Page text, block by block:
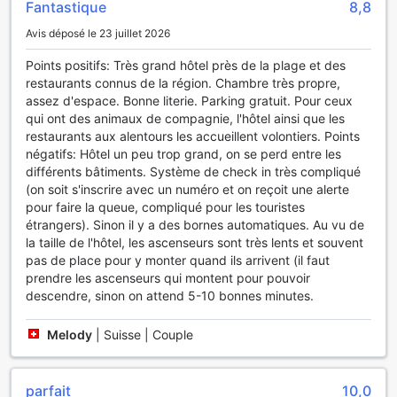
• Operating Period: 07/11 ~ 08/31
• Admission Product: Ocean Pool Flex Night (Adults Only)
• Operating Hours: 20:30 ~ 23:00
• Admission Fee: KRW 30,000 (On-site payment) / KRW
15,000 for Free Pass holders (50% discount)
Pine Tower Infinity Pool (Effective from September 1)
• Location: Pine Tower 6F (Reception: 4F)
• Operating Hours: 08:00~21:00 (Break Time:
13:00~14:00)
• Admission Categories: Adult (13 years old and above),
Child (3–12 years old), Infant (Under 36 months, proof of
age required)
• Admission Fee: Please refer to the hotel's official website.
(Infants may enter free of charge with valid proof of age.)
• Bubble Performance: Every day at 17:00 / 19:00
• Dogs are only permitted to use the ball pool, pet washing
machine, drying room, and paid cabanas.
• Operating hours may change depending on weather
conditions and operational circumstances.
cheveux, d'affaires de toilette et de peignoirs.
Restauration et activités
Au St.John's Hotel chaque journée commence par un
délicieux petit-déjeuner maison. Ne commencez pas vos
vacances sans votre café matinal, disponible tous les
matins au bar.
Cet hôtel vous assure de nombreux choix aussi pratiques
que délicieux en matière de restauration. Amusez-vous la
nuit avec vos compagnons de voyage en profitant cet
hôtel de du bar.
Des collations légères sont disponibles jour et nuit grâce
aux distributeurs automatiques de cet hôtel.
Amusez-vous autant à l'extérieur qu'à l'intérieur grâce à la
gamme d'activités récréatives proposées au St.John's
Hotel. Les nombreuses activités de loisirs proposées par
cet hôtel vous permettront de profiter à fond de votre
séjour. Prenez soin de vous et faites-vous plaisir grâce aux
Fantastique 8,8
Avis déposé le 23 juillet 2026
Points positifs: Très grand hôtel près de la plage et des
restaurants connus de la région. Chambre très propre,
assez d'espace. Bonne literie. Parking gratuit. Pour ceux
qui ont des animaux de compagnie, l'hôtel ainsi que les
restaurants aux alentours les accueillent volontiers. Points
négatifs: Hôtel un peu trop grand, on se perd entre les
différents bâtiments. Système de check in très compliqué
(on soit s'inscrire avec un numéro et on reçoit une alerte
pour faire la queue, compliqué pour les touristes
étrangers). Sinon il y a des bornes automatiques. Au vu de
la taille de l'hôtel, les ascenseurs sont très lents et souvent
pas de place pour y monter quand ils arrivent (il faut
prendre les ascenseurs qui montent pour pouvoir
descendre, sinon on attend 5-10 bonnes minutes.
Melody Suisse | Couple
parfait 10,0